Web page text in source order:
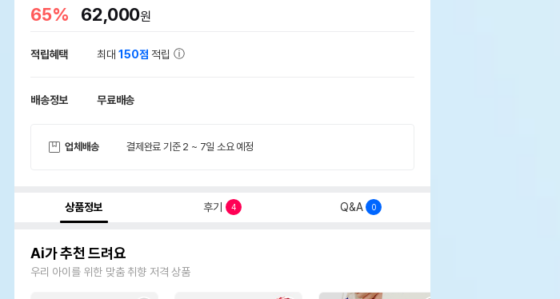
65% 62,000원
적립혜택 최대150점 적립
배송정보 무료배송
업체배송 결제완료 기준 2 ~ 7일 소요 예정
상품정보 후기 4 Q&A 0
Ai가 추천 드려요
우리 아이를 위한 맞춤 취향 저격 상품